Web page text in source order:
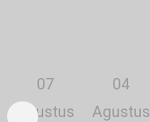
07
Agustus
04
Agustus